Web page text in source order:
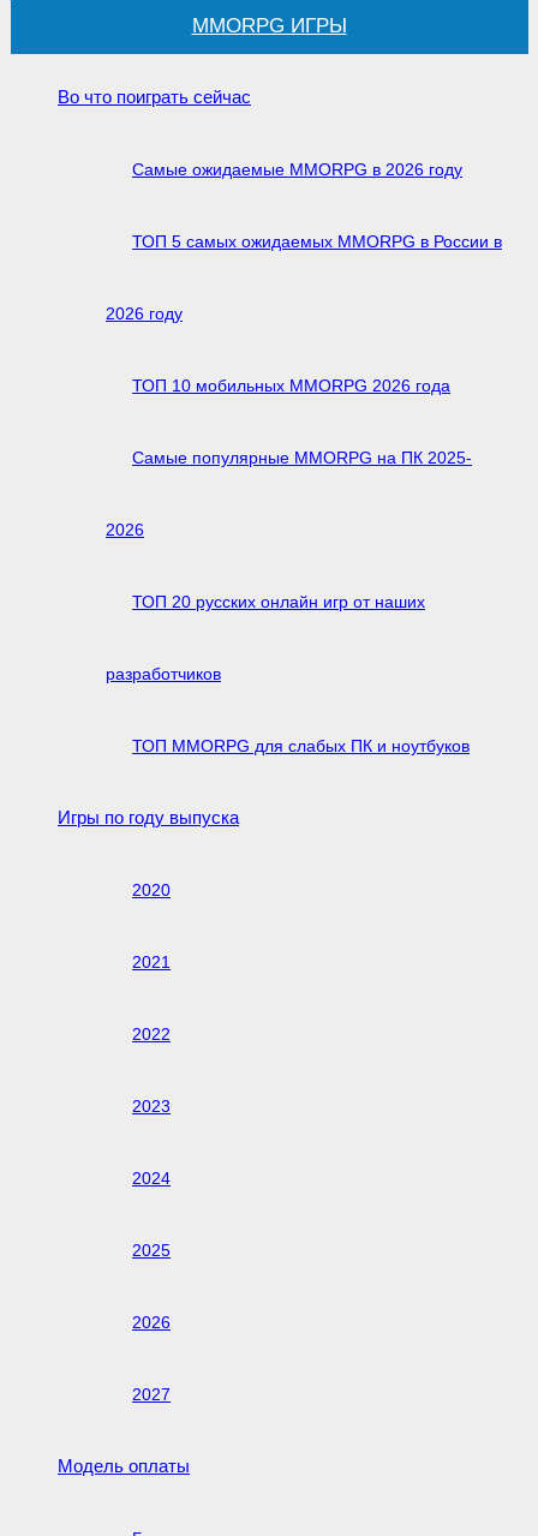
MMORPG ИГРЫ
Во что поиграть сейчас
Самые ожидаемые MMORPG в 2026 году
ТОП 5 самых ожидаемых MMORPG в России в
2026 году
ТОП 10 мобильных MMORPG 2026 года
Самые популярные MMORPG на ПК 2025-
2026
ТОП 20 русских онлайн игр от наших
разработчиков
ТОП MMORPG для слабых ПК и ноутбуков
Игры по году выпуска
2020
2021
2022
2023
2024
2025
2026
2027
Модель оплаты